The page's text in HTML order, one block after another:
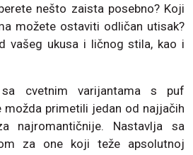
nešto zaista posebno? Koji
možete ostaviti odličan utisak?
vašeg ukusa i ličnog stila, kao i
sa cvetnim varijantama s puf
možda primetili jedan od najjačih
najromantičnije. Nastavlja sa
za one koji teže apsolutnoj